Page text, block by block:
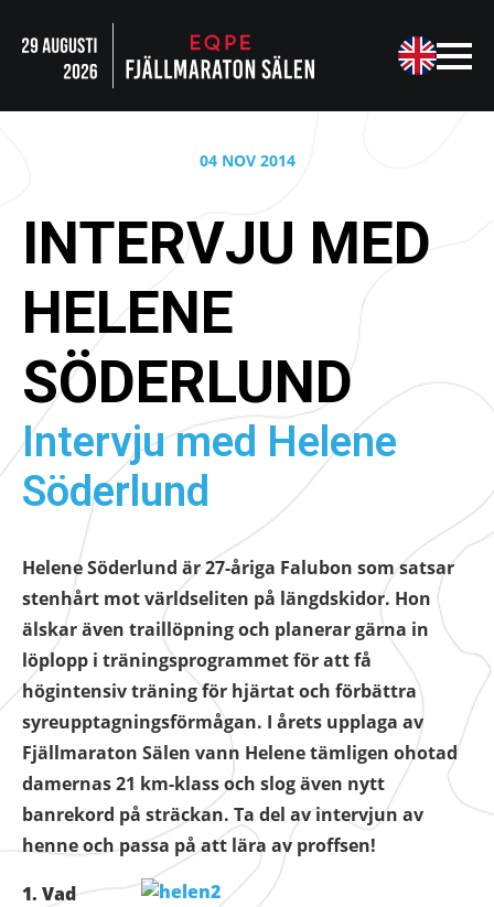
04 NOV 2014
INTERVJU MED
HELENE
SÖDERLUND
Intervju med Helene
Söderlund
Helene Söderlund är 27-åriga Falubon som satsar
stenhårt mot världseliten på längdskidor. Hon
älskar även traillöpning och planerar gärna in
löplopp i träningsprogrammet för att få
högintensiv träning för hjärtat och förbättra
syreupptagningsförmågan. I årets upplaga av
Fjällmaraton Sälen vann Helene tämligen ohotad
damernas 21 km-klass och slog även nytt
banrekord på sträckan. Ta del av intervjun av
henne och passa på att lära av proffsen!
1. Vad